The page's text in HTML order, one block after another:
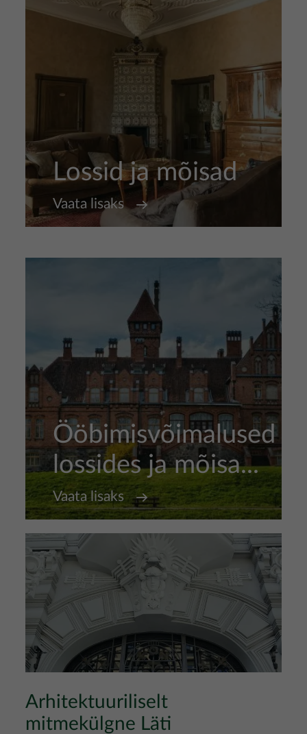
Lossid ja mõisad
Vaata lisaks
Ööbimisvõimalused
lossides ja mõisa...
Vaata lisaks
Arhitektuuriliselt
mitmekülgne Läti